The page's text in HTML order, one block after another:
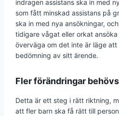
indragen assistans ska in med
som fått minskad assistans på
ska in med nya ansökningar,
tidigare vågat eller orkat
överväga om det inte är läge att
bedömning av sitt ärende.
Fler förändringar behövs
Detta är ett steg i rätt riktning,
att fler barn ska få rätt till